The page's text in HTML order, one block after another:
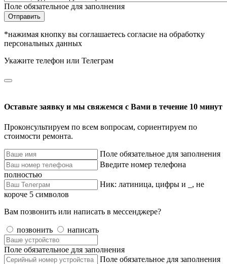
Поле обязательное для заполнения
Отправить
*нажимая кнопку вы соглашаетесь согласие на обработку
персональных данных
Укажите телефон или Телеграм
Оставьте заявку и мы свяжемся с Вами в течение 10 минут
Проконсультируем по всем вопросам, сориентируем по
стоимости ремонта.
Поле обязательное для заполнения
Введите номер телефона
полностью
Ник: латиница, цифры и _, не
короче 5 символов
Вам позвонить или написать в мессенджере?
позвонить написать
Поле обязательное для заполнения
Поле обязательное для заполнения